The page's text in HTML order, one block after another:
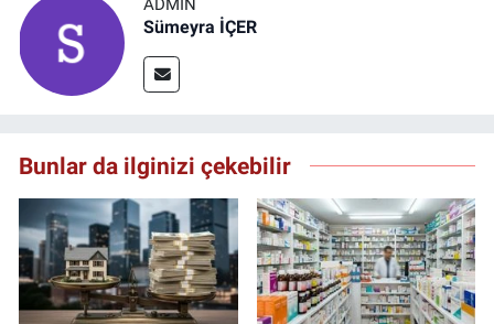
ADMIN
Sümeyra İÇER
Bunlar da ilginizi çekebilir